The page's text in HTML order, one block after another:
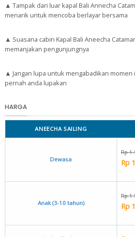
▲ Tampak dari luar kapal Bali Annecha
menarik untuk mencoba berlayar bersama
▲ Suasana cabin Kapal Bali Aneecha
memanjakan pengunjungnya
▲ Jangan lupa untuk mengabadikan momen
pernah anda lupakan
HARGA
ANEECHA SAILING
Dewasa
Rp
Rp
Anak (3-10 tahun)
Rp
Rp